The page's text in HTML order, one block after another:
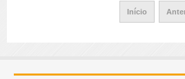
Início